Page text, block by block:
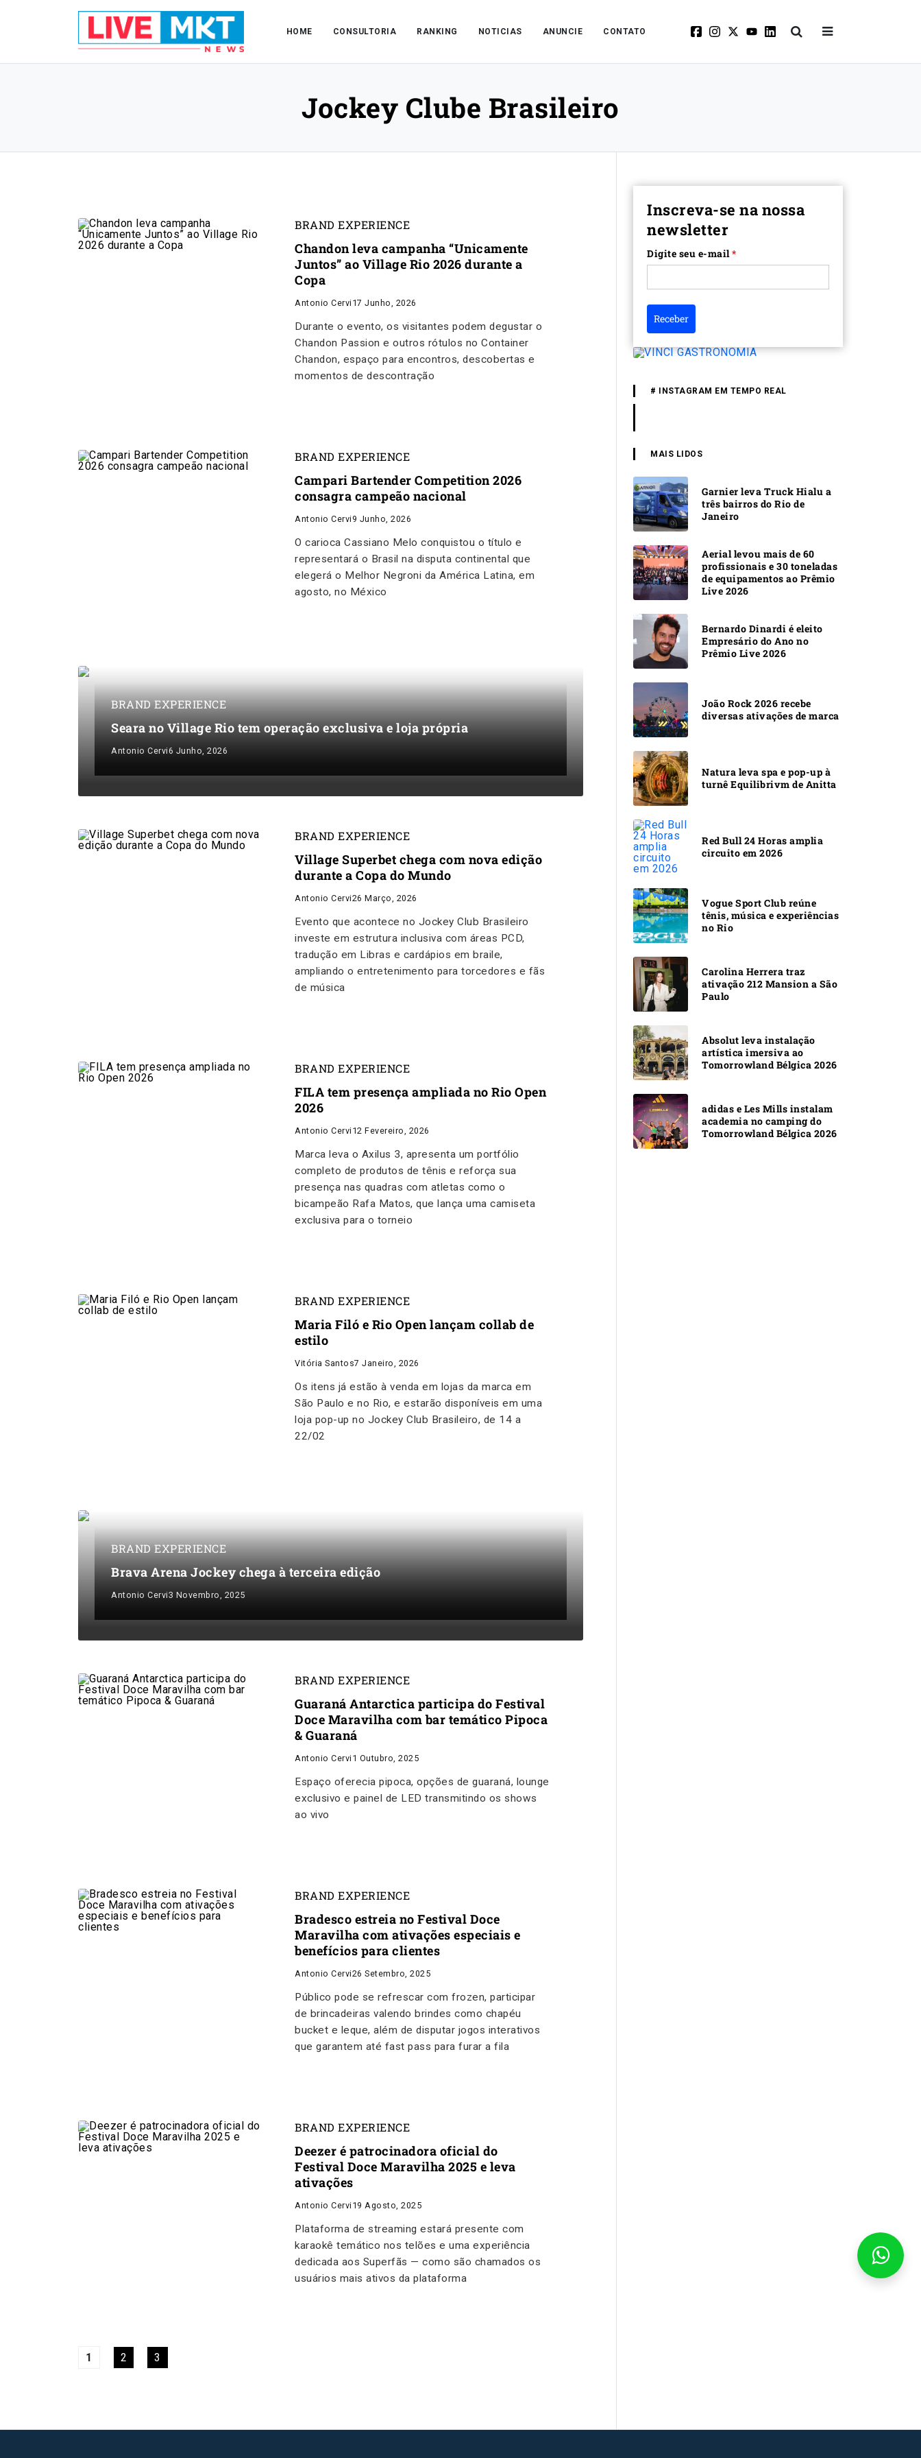
HOME CONSULTORIA RANKING NOTICIAS ANUNCIE CONTATO
Jockey Clube Brasileiro
BRAND EXPERIENCE
Chandon leva campanha “Unicamente
Juntos” ao Village Rio 2026 durante a
Copa
Antonio Cervi 17 Junho, 2026
Durante o evento, os visitantes podem degustar o
Chandon Passion e outros rótulos no Container
Chandon, espaço para encontros, descobertas e
momentos de descontração
BRAND EXPERIENCE
Campari Bartender Competition 2026
consagra campeão nacional
Antonio Cervi 9 Junho, 2026
O carioca Cassiano Melo conquistou o título e
representará o Brasil na disputa continental que
elegerá o Melhor Negroni da América Latina, em
agosto, no México
BRAND EXPERIENCE
Seara no Village Rio tem operação exclusiva e loja própria
Antonio Cervi6 Junho, 2026
BRAND EXPERIENCE
Village Superbet chega com nova edição
durante a Copa do Mundo
Antonio Cervi26 Março, 2026
Evento que acontece no Jockey Club Brasileiro
investe em estrutura inclusiva com áreas PCD,
tradução em Libras e cardápios em braile,
ampliando o entretenimento para torcedores e fãs
de música
BRAND EXPERIENCE
FILA tem presença ampliada no Rio Open
2026
Antonio Cervi 12 Fevereiro, 2026
Marca leva o Axilus 3, apresenta um portfólio
completo de produtos de tênis e reforça sua
presença nas quadras com atletas como o
bicampeão Rafa Matos, que lança uma camiseta
exclusiva para o torneio
BRAND EXPERIENCE
Maria Filó e Rio Open lançam collab de
estilo
Vitória Santos7 Janeiro, 2026
Os itens já estão à venda em lojas da marca em
São Paulo e no Rio, e estarão disponíveis em uma
loja pop-up no Jockey Club Brasileiro, de 14 a
22/02
BRAND EXPERIENCE
Brava Arena Jockey chega à terceira edição
Antonio Cervi3 Novembro, 2025
BRAND EXPERIENCE
Guaraná Antarctica participa do Festival
Doce Maravilha com bar temático Pipoca
& Guaraná
Antonio Cervi 1 Outubro, 2025
Espaço oferecia pipoca, opções de guaraná, lounge
exclusivo e painel de LED transmitindo os shows
ao vivo
BRAND EXPERIENCE
Bradesco estreia no Festival Doce
Maravilha com ativações especiais e
benefícios para clientes
Antonio Cervi26 Setembro, 2025
Público pode se refrescar com frozen, participar
de brincadeiras valendo brindes como chapéu
bucket e leque, além de disputar jogos interativos
que garantem até fast pass para furar a fila
BRAND EXPERIENCE
Deezer é patrocinadora oficial do
Festival Doce Maravilha 2025 e leva
ativações
Antonio Cervi 19 Agosto, 2025
Plataforma de streaming estará presente com
karaokê temático nos telões e uma experiência
dedicada aos Superfãs — como são chamados os
usuários mais ativos da plataforma
1 2 3
Inscreva-se na nossa
newsletter
Digite seu e-mail*
Receber
# INSTAGRAM EM TEMPO REAL
MAIS LIDOS
Garnier leva Truck Hialu a
três bairros do Rio de
Janeiro
Aerial levou mais de 60
profissionais e 30 toneladas
de equipamentos ao Prêmio
Live 2026
Bernardo Dinardi é eleito
Empresário do Ano no
Prêmio Live 2026
João Rock 2026 recebe
diversas ativações de marca
Natura leva spa e pop-up à
turnê Equilibrivm de Anitta
Red Bull 24 Horas amplia
circuito em 2026
Vogue Sport Club reúne
tênis, música e experiências
no Rio
Carolina Herrera traz
ativação 212 Mansion a São
Paulo
Absolut leva instalação
artística imersiva ao
Tomorrowland Bélgica 2026
adidas e Les Mills instalam
academia no camping do
Tomorrowland Bélgica 2026